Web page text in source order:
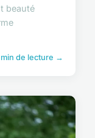
beauté
min de lecture →